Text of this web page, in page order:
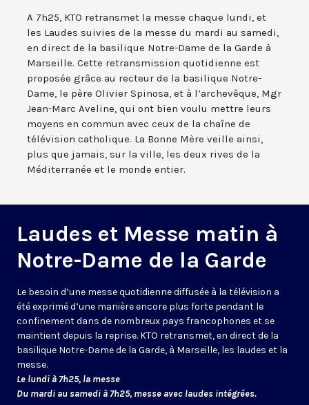
A 7h25, KTO retransmet la messe chaque lundi, et
les Laudes suivies de la messe du mardi au samedi,
en direct de la basilique Notre-Dame de la Garde à
Marseille. Cette retransmission quotidienne est
proposée grâce au recteur de la basilique Notre-
Dame, le père Olivier Spinosa, et à l’archevêque, Mgr
Jean-Marc Aveline, qui ont bien voulu mettre leurs
moyens en commun avec ceux de la chaîne de
télévision catholique. La Bonne Mère veille ainsi,
plus que jamais, sur la ville, les deux rives de la
Méditerranée et le monde entier.
Laudes et Messe matin à
Notre-Dame de la Garde
Le besoin d’une messe quotidienne diffusée à la télévision a
été exprimé d’une manière encore plus forte pendant le
confinement dans de nombreux pays francophones et se
maintient depuis la reprise. KTO retransmet, en direct de la
basilique Notre-Dame de la Garde, à Marseille, les laudes et la
messe.
Le lundi à 7h25, la messe
Du mardi au samedi à 7h25, messe avec laudes intégrées.